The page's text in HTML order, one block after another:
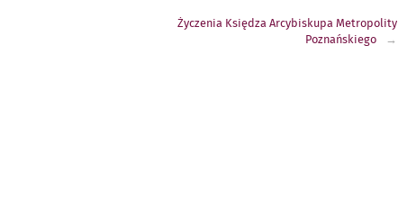
Życzenia Księdza Arcybiskupa Metropolity
Poznańskiego